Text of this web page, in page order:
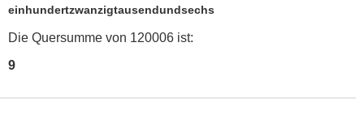
einhundertzwanzigtausendundsechs
Die Quersumme von 120006 ist:
9